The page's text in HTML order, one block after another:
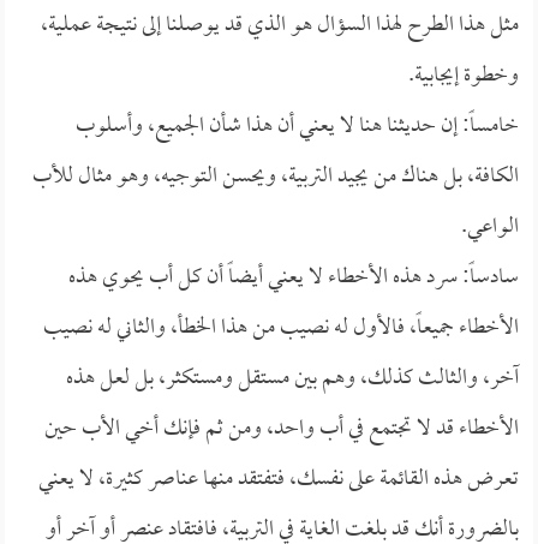
مثل هذا الطرح لهذا السؤال هو الذي قد يوصلنا إلى نتيجة عملية،
وخطوة إيجابية.
خامساً: إن حديثنا هنا لا يعني أن هذا شأن الجميع، وأسلوب
الكافة، بل هناك من يجيد التربية، ويحسن التوجيه، وهو مثال للأب
الواعي.
سادساً: سرد هذه الأخطاء لا يعني أيضاً أن كل أب يحوي هذه
الأخطاء جميعاً، فالأول له نصيب من هذا الخطأ، والثاني له نصيب
آخر، والثالث كذلك، وهم بين مستقل ومستكثر، بل لعل هذه
الأخطاء قد لا تجتمع في أب واحد، ومن ثم فإنك أخي الأب حين
تعرض هذه القائمة على نفسك، فتفتقد منها عناصر كثيرة، لا يعني
بالضرورة أنك قد بلغت الغاية في التربية، فافتقاد عنصر أو آخر أو